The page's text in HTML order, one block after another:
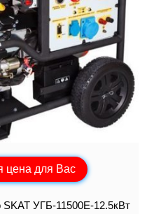
цена для Вас
SKAT УГБ-11500E-12.5кВт